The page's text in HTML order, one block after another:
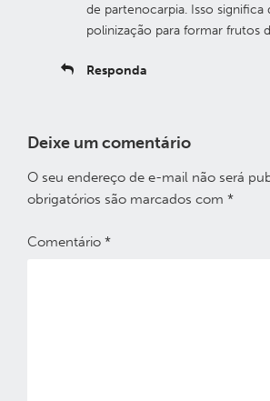
de partenocarpia. Isso significa
polinização para formar frutos
Responda
Deixe um comentário
O seu endereço de e-mail não será
obrigatórios são marcados com *
Comentário *